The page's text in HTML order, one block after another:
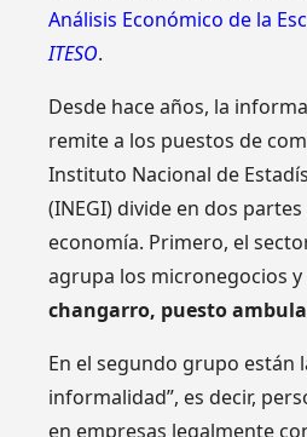
Análisis Económico de la
ITESO.
Desde hace años, la
remite a los puestos de
Instituto Nacional de
(INEGI) divide en dos
economía. Primero, el
agrupa los micronegocios
changarro, puesto
En el segundo grupo están
informalidad”, es decir,
en empresas legalmente